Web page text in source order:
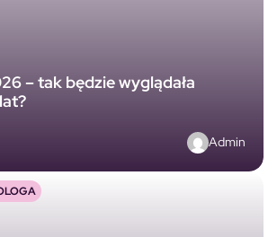
– tak będzie wyglądała
Admin